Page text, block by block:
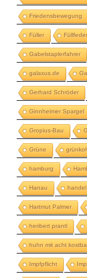
Friedensbewegung
Füller
Gabelstaplerfahrer
galaxus.de
Gerhard Schröder
Ginnheimer Spargel
Gropius-Bau
Grüne
hamburg
Hanau handel
Hartmut Palmer
heribert prantl
huhn mit acht
Impfpflicht